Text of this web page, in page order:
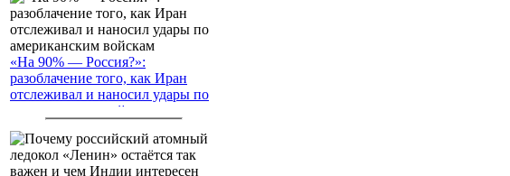
«На 90% — Россия?»:
разоблачение того, как Иран
отслеживал и наносил удары по
американским войскам